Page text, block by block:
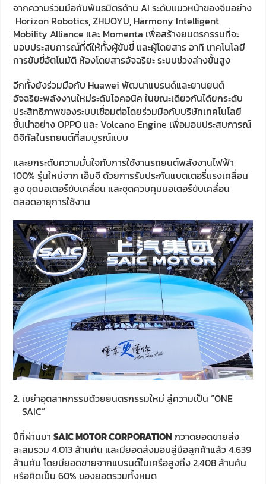
จากความร่วมมือกับพันธมิตรด้าน AI ระดับแนวหน้าของจีนอย่าง
Horizon Robotics, ZHUOYU, Harmony Intelligent
Mobility Alliance และ Momenta เพื่อสร้างยนตรกรรมที่จะ
มอบประสบการณ์ที่ดีให้ทั้งผู้ขับขี่ และผู้โดยสาร อาทิ เทคโนโลยี
การขับขี่อัตโนมัติ ห้องโดยสารอัจฉริยะ ระบบช่วงล่างขั้นสูง
อีกทั้งยังร่วมมือกับ Huawei พัฒนาแบรนด์และยานยนต์
อัจฉริยะพลังงานใหม่ระดับไอคอนิค ในขณะเดียวกันได้ยกระดับ
ประสิทธิภาพของระบบเชื่อมต่อโดยร่วมมือกับบริษัทเทคโนโลยี
ชั้นนำอย่าง OPPO และ Volcano Engine เพื่อมอบประสบการณ์
ดิจิทัลในรถยนต์ที่สมบูรณ์แบบ
และยกระดับความมั่นใจกับการใช้งานรถยนต์พลังงานไฟฟ้า
100% รุ่นใหม่จาก เอ็มจี ด้วยการรับประกันแบตเตอรี่แรงเคลื่อน
สูง ชุดมอเตอร์ขับเคลื่อน และชุดควบคุมมอเตอร์ขับเคลื่อน
ตลอดอายุการใช้งาน
เขย่าอุตสาหกรรมด้วยยนตรกรรมใหม่ สู่ความเป็น “ONE
SAIC”
ปีที่ผ่านมาSAIC MOTOR CORPORATIONกวาดยอดขายส่ง
สะสมรวม 4.013 ล้านคัน และมียอดส่งมอบสู่มือลูกค้าแล้ว 4.639
ล้านคัน โดยมียอดขายจากแบรนด์ในเครือสูงถึง 2.408 ล้านคัน
หรือคิดเป็น 60% ของยอดรวมทั้งหมด